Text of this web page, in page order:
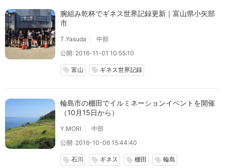
腕組み乾杯でギネス世界記録更新｜富山県小矢部
市
T.Yasuda
中部
公開: 2016-11-01 10:55:10
local_offer 富山 local_offer ギネス世界記録
輪島市の棚田でイルミネーションイベントを開催
（10月15日から）
Y.MORI
中部
公開: 2016-10-06 15:44:40
local_offer 石川 local_offer ギネス local_offer 棚田 local_offer 輪島